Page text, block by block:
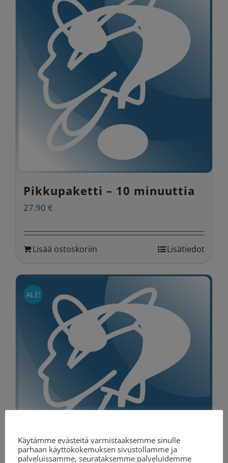
Pikkupaketti – 10 minuuttia
27.90 €
Lisää ostoskoriin Lisätiedot
ALE!
Käytämme evästeitä varmistaaksemme sinulle
parhaan käyttökokemuksen sivustollamme ja
palveluissamme, seurataksemme palveluidemme